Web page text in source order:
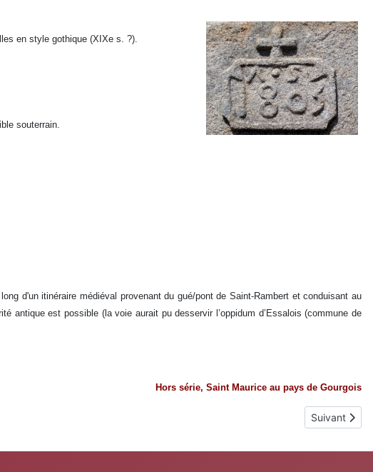
en style gothique (XIXe s. ?).
souterrain.
d'un itinéraire médiéval provenant du gué/pont de Saint-Rambert et conduisant au
antique est possible (la voie aurait pu desservir l’oppidum d’Essalois (commune de
Hors série, Saint Maurice au pays de Gourgois
Article
Suivant